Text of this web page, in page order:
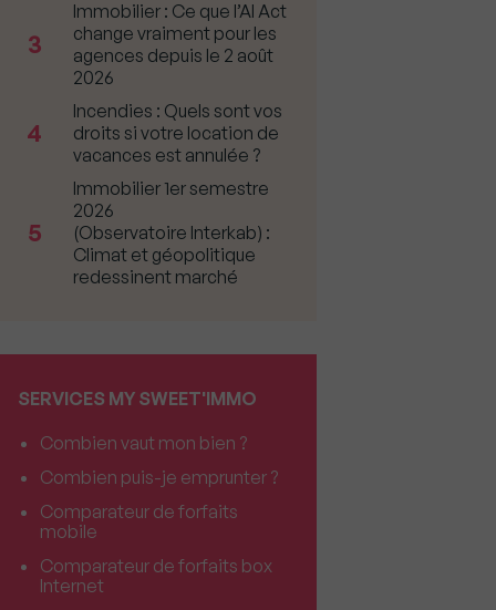
3
Immobilier : Ce que l’AI Act
change vraiment pour les
agences depuis le 2 août
2026
4
Incendies : Quels sont vos
droits si votre location de
vacances est annulée ?
5
Immobilier 1er semestre
2026
(Observatoire Interkab) :
Climat et géopolitique
redessinent marché
SERVICES MY SWEET'IMMO
Combien vaut mon bien ?
Combien puis-je emprunter ?
Comparateur de forfaits
mobile
Comparateur de forfaits box
Internet